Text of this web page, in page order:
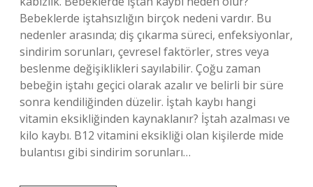
Bebeklerde iştahsızlığın birçok nedeni vardır. Bu
nedenler arasında; diş çıkarma süreci, enfeksiyonlar,
sindirim sorunları, çevresel faktörler, stres veya
beslenme değişiklikleri sayılabilir. Çoğu zaman
bebeğin iştahı geçici olarak azalır ve belirli bir süre
sonra kendiliğinden düzelir. İştah kaybı hangi
vitamin eksikliğinden kaynaklanır? İştah azalması ve
kilo kaybı. B12 vitamini eksikliği olan kişilerde mide
bulantısı gibi sindirim sorunları…